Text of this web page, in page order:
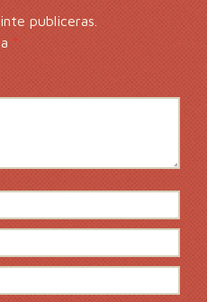
publiceras.
*